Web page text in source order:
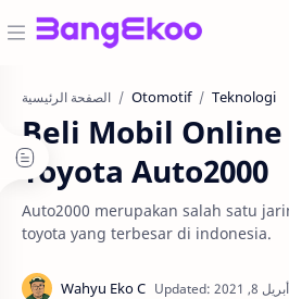
الصفحة الرئيسية Otomotif Teknologi
Beli Mobil
Toyota Auto2000
Auto2000 merupakan salah satu
toyota yang terbesar di indonesia.